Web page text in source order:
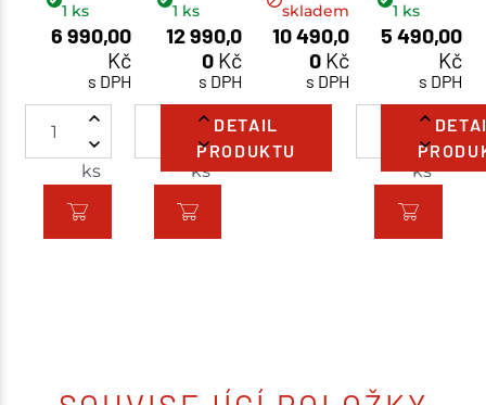
1 ks
6 990,00
Kč
s DPH
ks
1 ks
12 990,0
0 Kč
s DPH
ks
skladem
10 490,0
0 Kč
s DPH
DETAIL
PRODUKTU
1 ks
5 490,00
Kč
s DPH
ks